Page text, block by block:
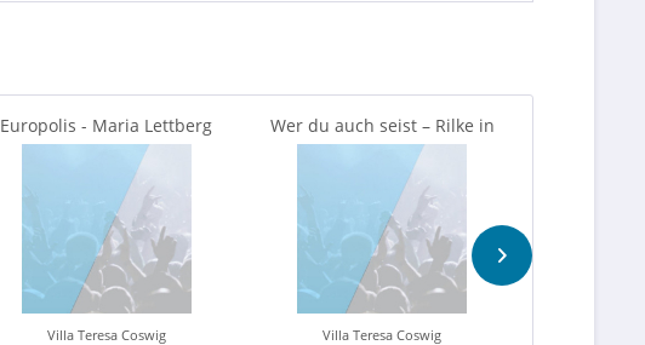
Europolis - Maria Lettberg
Villa Teresa Coswig
Wer du auch seist – Rilke in
Wort & Klang -...
Villa Teresa Coswig